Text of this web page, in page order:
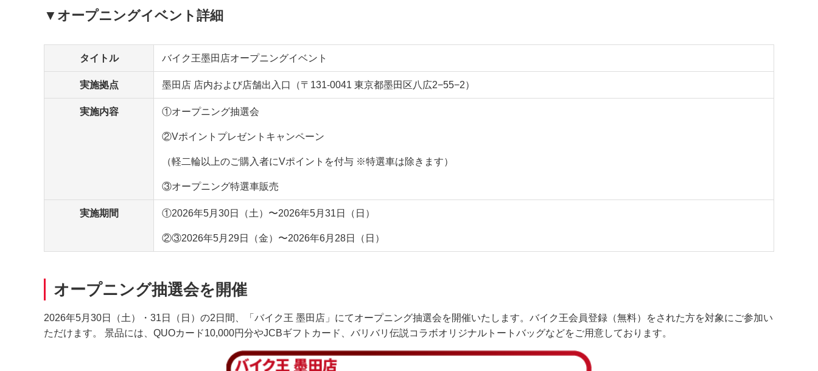
▼オープニングイベント詳細
タイトル バイク王墨田店オープニングイベント
実施拠点 墨田店 店内および店舗出入口（〒131-0041 東京都墨田区八広2−55−2）
実施内容 ①オープニング抽選会
②Vポイントプレゼントキャンペーン
（軽二輪以上のご購入者にVポイントを付与 ※特選車は除きます）
③オープニング特選車販売
実施期間 ①2026年5月30日（土）〜2026年5月31日（日）
②③2026年5月29日（金）〜2026年6月28日（日）
オープニング抽選会を開催
2026年5月30日（土）・31日（日）の2日間、「バイク王 墨田店」にてオープニング抽選会を開催いたします。バイク王会員登録（無料）をされた方を対象にご参加い
ただけます。 景品には、QUOカード10,000円分やJCBギフトカード、バリバリ伝説コラボオリジナルトートバッグなどをご用意しております。